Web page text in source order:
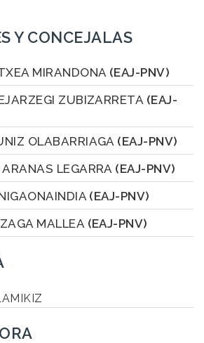
Y CONCEJALAS
MIRANDONA (EAJ-PNV)
ZUBIZARRETA (EAJ-
OLABARRIAGA (EAJ-PNV)
LEGARRA (EAJ-PNV)
(EAJ-PNV)
MALLEA (EAJ-PNV)